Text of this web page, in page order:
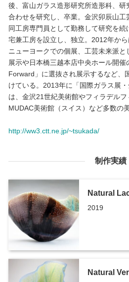
後、富山ガラス造形研究所造形科、研
合わせを研究し、卒業。金沢卯辰山工
同工房専門員として勤務して研究を
宅兼工房を設立し、独立。2012年か
ニューヨークでの個展、工芸未来派
展示や日本橋三越本店中央ホール開
Forward」に選抜され展示するなど、
けている。2013年に「国際ガラス展
は、金沢21世紀美術館やフィラデルフ
MUDAC美術館（スイス）など多数の
http://ww3.ctt.ne.jp/~tsukada/
制作実績
Natural
2019
Natural